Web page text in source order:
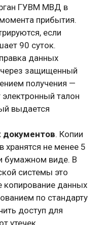
ГУВМ МВД в
прибытия.
если
90 суток.
данных
защищенный
получения —
электронный талон
выдается
документов. Копии
хранятся не менее 5
бумажном виде. В
системы это
копирование данных
по стандарту
доступ для
утечек.